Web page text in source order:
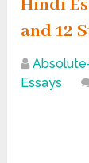
Hindi
and 12
Essays